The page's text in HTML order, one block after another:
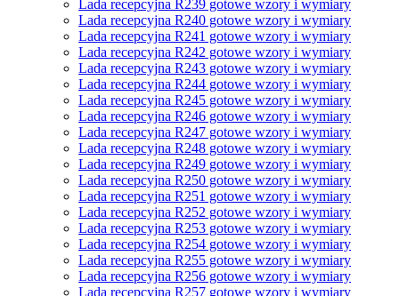
Lada recepcyjna R239 gotowe wzory i wymiary
Lada recepcyjna R240 gotowe wzory i wymiary
Lada recepcyjna R241 gotowe wzory i wymiary
Lada recepcyjna R242 gotowe wzory i wymiary
Lada recepcyjna R243 gotowe wzory i wymiary
Lada recepcyjna R244 gotowe wzory i wymiary
Lada recepcyjna R245 gotowe wzory i wymiary
Lada recepcyjna R246 gotowe wzory i wymiary
Lada recepcyjna R247 gotowe wzory i wymiary
Lada recepcyjna R248 gotowe wzory i wymiary
Lada recepcyjna R249 gotowe wzory i wymiary
Lada recepcyjna R250 gotowe wzory i wymiary
Lada recepcyjna R251 gotowe wzory i wymiary
Lada recepcyjna R252 gotowe wzory i wymiary
Lada recepcyjna R253 gotowe wzory i wymiary
Lada recepcyjna R254 gotowe wzory i wymiary
Lada recepcyjna R255 gotowe wzory i wymiary
Lada recepcyjna R256 gotowe wzory i wymiary
Lada recepcyjna R257 gotowe wzory i wymiary